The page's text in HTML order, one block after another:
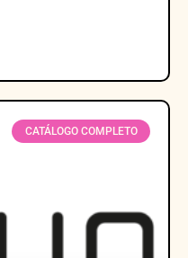
CATÁLOGO COMPLETO